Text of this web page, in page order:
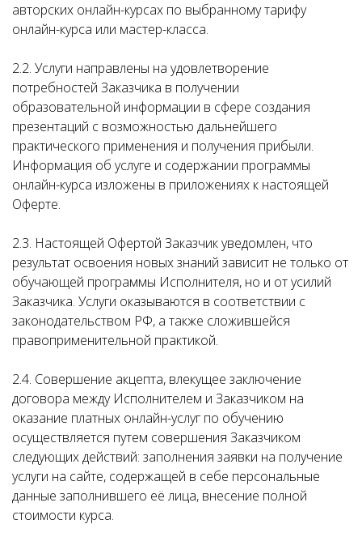
авторских онлайн-курсах по выбранному тарифу
онлайн-курса или мастер-класса.
2.2. Услуги направлены на удовлетворение
потребностей Заказчика в получении
образовательной информации в сфере создания
презентаций с возможностью дальнейшего
практического применения и получения прибыли.
Информация об услуге и содержании программы
онлайн-курса изложены в приложениях к настоящей
Оферте.
2.3. Настоящей Офертой Заказчик уведомлен, что
результат освоения новых знаний зависит не только от
обучающей программы Исполнителя, но и от усилий
Заказчика. Услуги оказываются в соответствии с
законодательством РФ, а также сложившейся
правоприменительной практикой.
2.4. Совершение акцепта, влекущее заключение
договора между Исполнителем и Заказчиком на
оказание платных онлайн-услуг по обучению
осуществляется путем совершения Заказчиком
следующих действий: заполнения заявки на получение
услуги на сайте, содержащей в себе персональные
данные заполнившего её лица, внесение полной
стоимости курса.